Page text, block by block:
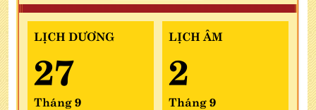
LỊCH DƯƠNG
27
Tháng 9
LỊCH ÂM
2
Tháng 9